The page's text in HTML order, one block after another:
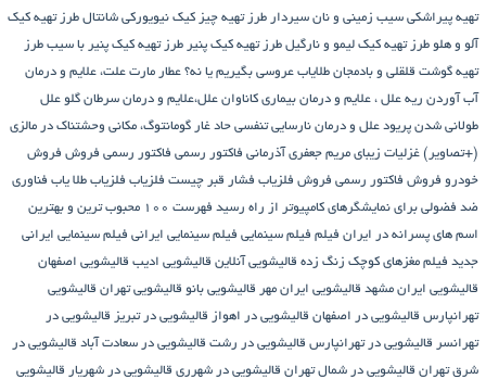
تهیه پیراشكی سيب زمينی و نان سیردار طرز تهیه چیز کیک نیویورکی شانتال طرز تهیه کیک
آلو و هلو طرز تهیه کیک لیمو و نارگیل طرز تهیه کیک پنیر طرز تهیه کیک پنیر با سیب طرز
تهیه گوشت قلقلی و بادمجان طلایاب عروسی بگیریم یا نه؟ عطار مارت علت، علایم و درمان
آب آوردن ریه علل ، علایم و درمان بیماری کاناوان علل،علایم و درمان سرطان گلو علل
طولانی شدن پریود علل و درمان نارسایی تنفسی حاد غار گومانتوگ، مکانی وحشتناک در مالزی
(+تصاویر) غزلیات زیبای مریم جعفری آذرمانی فاکتور رسمی فاکتور رسمی فروش فروش
خودرو فروش فاکتور رسمی فروش فلزیاب فشار قبر چیست فلزیاب فلزیاب طلا یاب فناوری
ضد فضولی برای نمایشگرهای کامپیوتر از راه رسید
فهرست ۱۰۰ محبوب ترین و بهترین
اسم های پسرانه در ایران فیلم فیلم سینمایی فیلم سینمایی ایرانی فیلم سینمایی ایرانی
جدید فیلم مغزهای کوچک زنگ زده قالیشویی آنلاین قالیشویی ادیب قالیشویی اصفهان
قالیشویی ایران مشهد قالیشویی ایران مهر قالیشویی بانو قالیشویی تهران قالیشویی
تهرانپارس قالیشویی در اصفهان قالیشویی در اهواز قالیشویی در تبریز قالیشویی در
تهرانسر قالیشویی در تهرانپارس قالیشویی در رشت قالیشویی در سعادت آباد قالیشویی در
شرق تهران قالیشویی در شمال تهران قالیشویی در شهرری قالیشویی در شهریار قالیشویی